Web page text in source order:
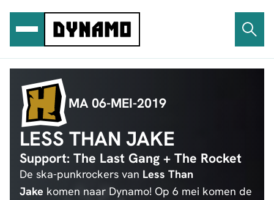
inhoud
MA 06-MEI-2019
LESS THAN JAKE
Support: The Last Gang + The Rocket
De ska-punkrockers van Less Than
Jake komen naar Dynamo! Op 6 mei komen de